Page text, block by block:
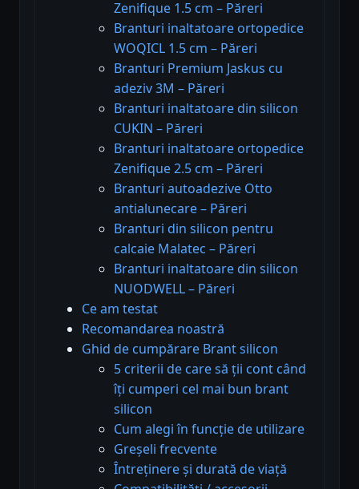
Zenifique 1.5 cm – Păreri
Branturi inaltatoare ortopedice
WOQICL 1.5 cm – Păreri
Branturi Premium Jaskus cu
adeziv 3M – Păreri
Branturi inaltatoare din silicon
CUKIN – Păreri
Branturi inaltatoare ortopedice
Zenifique 2.5 cm – Păreri
Branturi autoadezive Otto
antialunecare – Păreri
Branturi din silicon pentru
calcaie Malatec – Păreri
Branturi inaltatoare din silicon
NUODWELL – Păreri
Ce am testat
Recomandarea noastră
Ghid de cumpărare Brant silicon
5 criterii de care să ții cont când
îți cumperi cel mai bun brant
silicon
Cum alegi în funcție de utilizare
Greșeli frecvente
Întreținere și durată de viață